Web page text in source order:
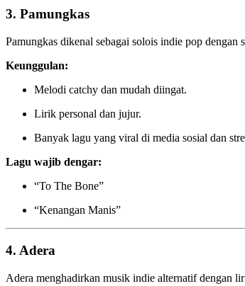
3. Pamungkas
Pamungkas dikenal sebagai solois indie pop
Keunggulan:
Melodi catchy dan mudah diingat.
Lirik personal dan jujur.
Banyak lagu yang viral di media sosial dan
Lagu wajib dengar:
“To The Bone”
“Kenangan Manis”
4. Adera
Adera menghadirkan musik indie alternatif dengan